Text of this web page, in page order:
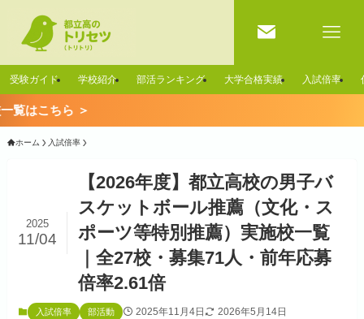
受験ガイド 学校紹介 部活ランキング 大学合格実績 入試倍率
ホーム 入試倍率
【2026年度】都立高校の男子バ
スケットボール推薦（文化・ス
ポーツ等特別推薦）実施校一覧
｜全27校・募集71人・前年応募
倍率2.61倍
2025
11/04
入試倍率 部活動 2025年11月4日 2026年5月14日